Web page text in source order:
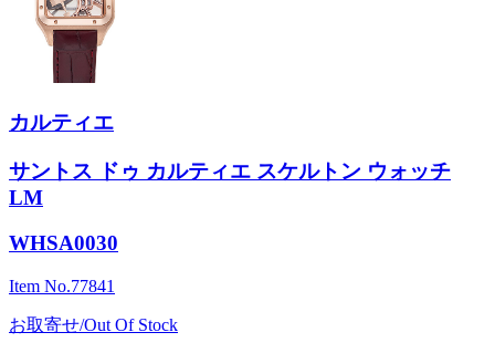
カルティエ
サントス ドゥ カルティエ スケルトン ウォッチ
LM
WHSA0030
Item No.77841
お取寄せ/Out Of Stock